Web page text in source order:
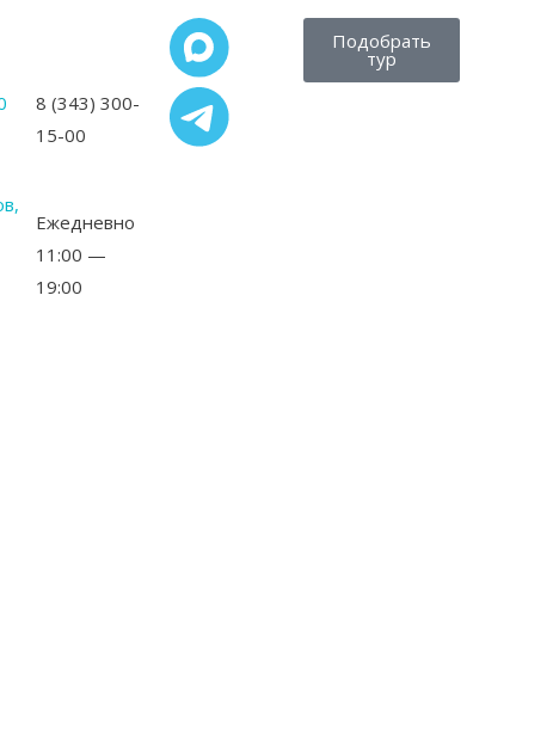
8 (343) 300-
15-00
Ежедневно
11:00 —
19:00
Подобрать
тур